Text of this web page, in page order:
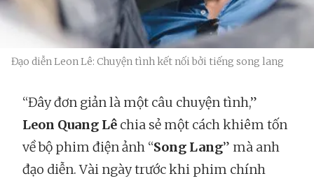
Đạo diễn Leon Lê: Chuyện tình kết nối bởi tiếng song lang
“Đây đơn giản là một câu chuyện tình,”
Leon Quang Lê chia sẻ một cách khiêm tốn
về bộ phim điện ảnh “Song Lang” mà anh
đạo diễn. Vài ngày trước khi phim chính